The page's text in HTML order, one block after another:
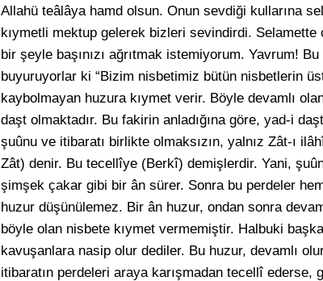
Allahü teâlâya hamd olsun. Onun sevdiği kullarına
kıymetli mektup gelerek bizleri sevindirdi.
bir şeyle başınızı ağrıtmak istemiyorum. Yavrum!
buyuruyorlar ki “Bizim nisbetimiz bütün nisbetlerin
kaybolmayan huzura kıymet verir. Böyle devamlı
daşt olmaktadır. Bu fakirin anladığına göre, yad-i
şuûnu ve itibaratı birlikte olmaksızın, yalnız Zât-ı
Zât) denir. Bu tecellîye (Berkî) demişlerdir. Yani,
şimşek çakar gibi bir ân sürer. Sonra bu perdeler
huzur düşünülemez. Bir ân huzur, ondan sonra
böyle olan nisbete kıymet vermemiştir. Halbuki
kavuşanlara nasip olur dediler. Bu huzur, devamlı
itibaratın perdeleri araya karışmadan tecellî